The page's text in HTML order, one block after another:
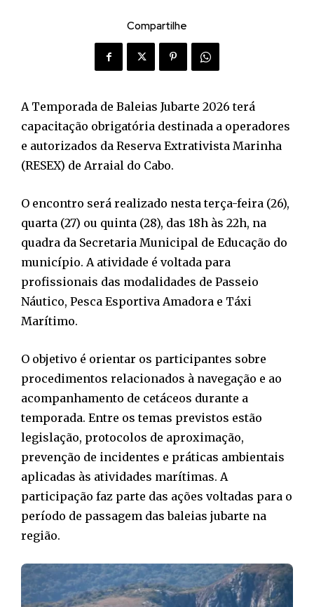
Compartilhe
A Temporada de Baleias Jubarte 2026 terá
capacitação obrigatória destinada a operadores
e autorizados da Reserva Extrativista Marinha
(RESEX) de Arraial do Cabo.
O encontro será realizado nesta terça-feira (26),
quarta (27) ou quinta (28), das 18h às 22h, na
quadra da Secretaria Municipal de Educação do
município. A atividade é voltada para
profissionais das modalidades de Passeio
Náutico, Pesca Esportiva Amadora e Táxi
Marítimo.
O objetivo é orientar os participantes sobre
procedimentos relacionados à navegação e ao
acompanhamento de cetáceos durante a
temporada. Entre os temas previstos estão
legislação, protocolos de aproximação,
prevenção de incidentes e práticas ambientais
aplicadas às atividades marítimas. A
participação faz parte das ações voltadas para o
período de passagem das baleias jubarte na
região.